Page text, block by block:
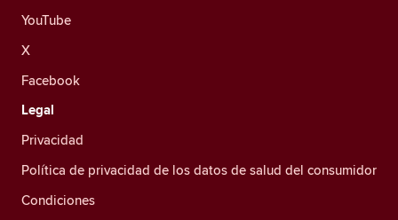
YouTube
X
Facebook
Legal
Privacidad
Política de privacidad de los datos de salud del consumidor
Condiciones